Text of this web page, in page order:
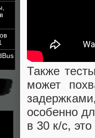
Также
может
особенно
в 30 к/с,